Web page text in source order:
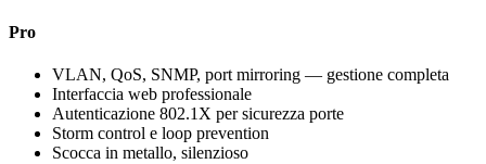
Pro
VLAN, QoS, SNMP, port mirroring — gestione completa
Interfaccia web professionale
Autenticazione 802.1X per sicurezza porte
Storm control e loop prevention
Scocca in metallo, silenzioso